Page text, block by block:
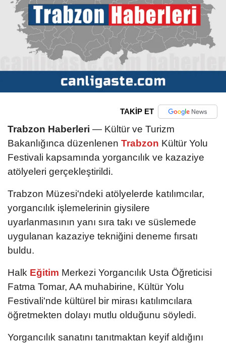
TAKİP ET
Trabzon Haberleri — Kültür ve Turizm
Bakanlığınca düzenlenen Trabzon Kültür Yolu
Festivali kapsamında yorgancılık ve kazaziye
atölyeleri gerçekleştirildi.
Trabzon Müzesi'ndeki atölyelerde katılımcılar,
yorgancılık işlemelerinin giysilere
uyarlanmasının yanı sıra takı ve süslemede
uygulanan kazaziye tekniğini deneme fırsatı
buldu.
Halk Eğitim Merkezi Yorgancılık Usta Öğreticisi
Fatma Tomar, AA muhabirine, Kültür Yolu
Festivali'nde kültürel bir mirası katılımcılara
öğretmekten dolayı mutlu olduğunu söyledi.
Yorgancılık sanatını tanıtmaktan keyif aldığını